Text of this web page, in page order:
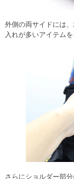
外側の両サイドには
入れが多いアイテム
さらにショルダー部